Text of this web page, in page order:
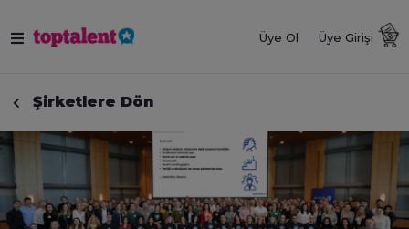
Üye Ol Üye Girişi
Şirketlere Dön